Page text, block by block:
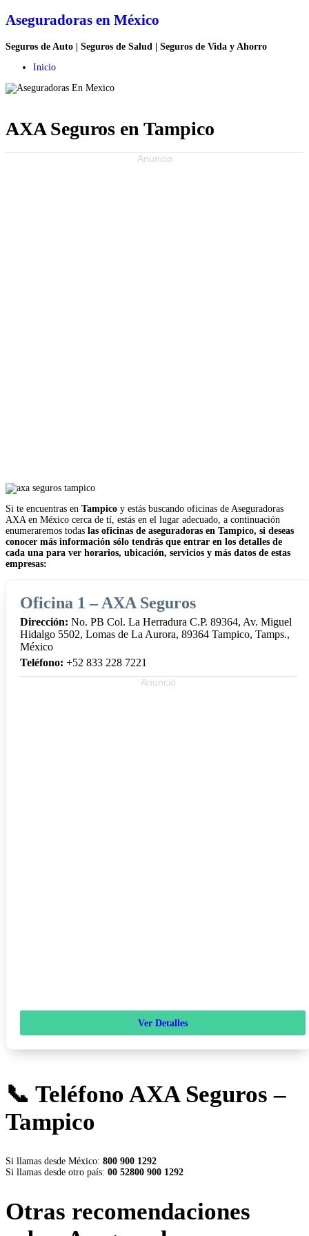
Aseguradoras en México
Seguros de Auto | Seguros de Salud | Seguros de Vida y Ahorro
Inicio
AXA Seguros en Tampico
Anuncio
Si te encuentras en Tampico y estás buscando oficinas de Aseguradoras
AXA en México cerca de tí, estás en el lugar adecuado, a continuación
enumeraremos todas las oficinas de aseguradoras en Tampico, si deseas
conocer más información sólo tendrás que entrar en los detalles de
cada una para ver horarios, ubicación, servicios y más datos de estas
empresas:
Oficina 1 – AXA Seguros
Dirección: No. PB Col. La Herradura C.P. 89364, Av. Miguel
Hidalgo 5502, Lomas de La Aurora, 89364 Tampico, Tamps.,
México
Teléfono: +52 833 228 7221
Anuncio
Ver Detalles
📞 Teléfono AXA Seguros –
Tampico
Si llamas desde México: 800 900 1292
Si llamas desde otro país: 00 52800 900 1292
Otras recomendaciones